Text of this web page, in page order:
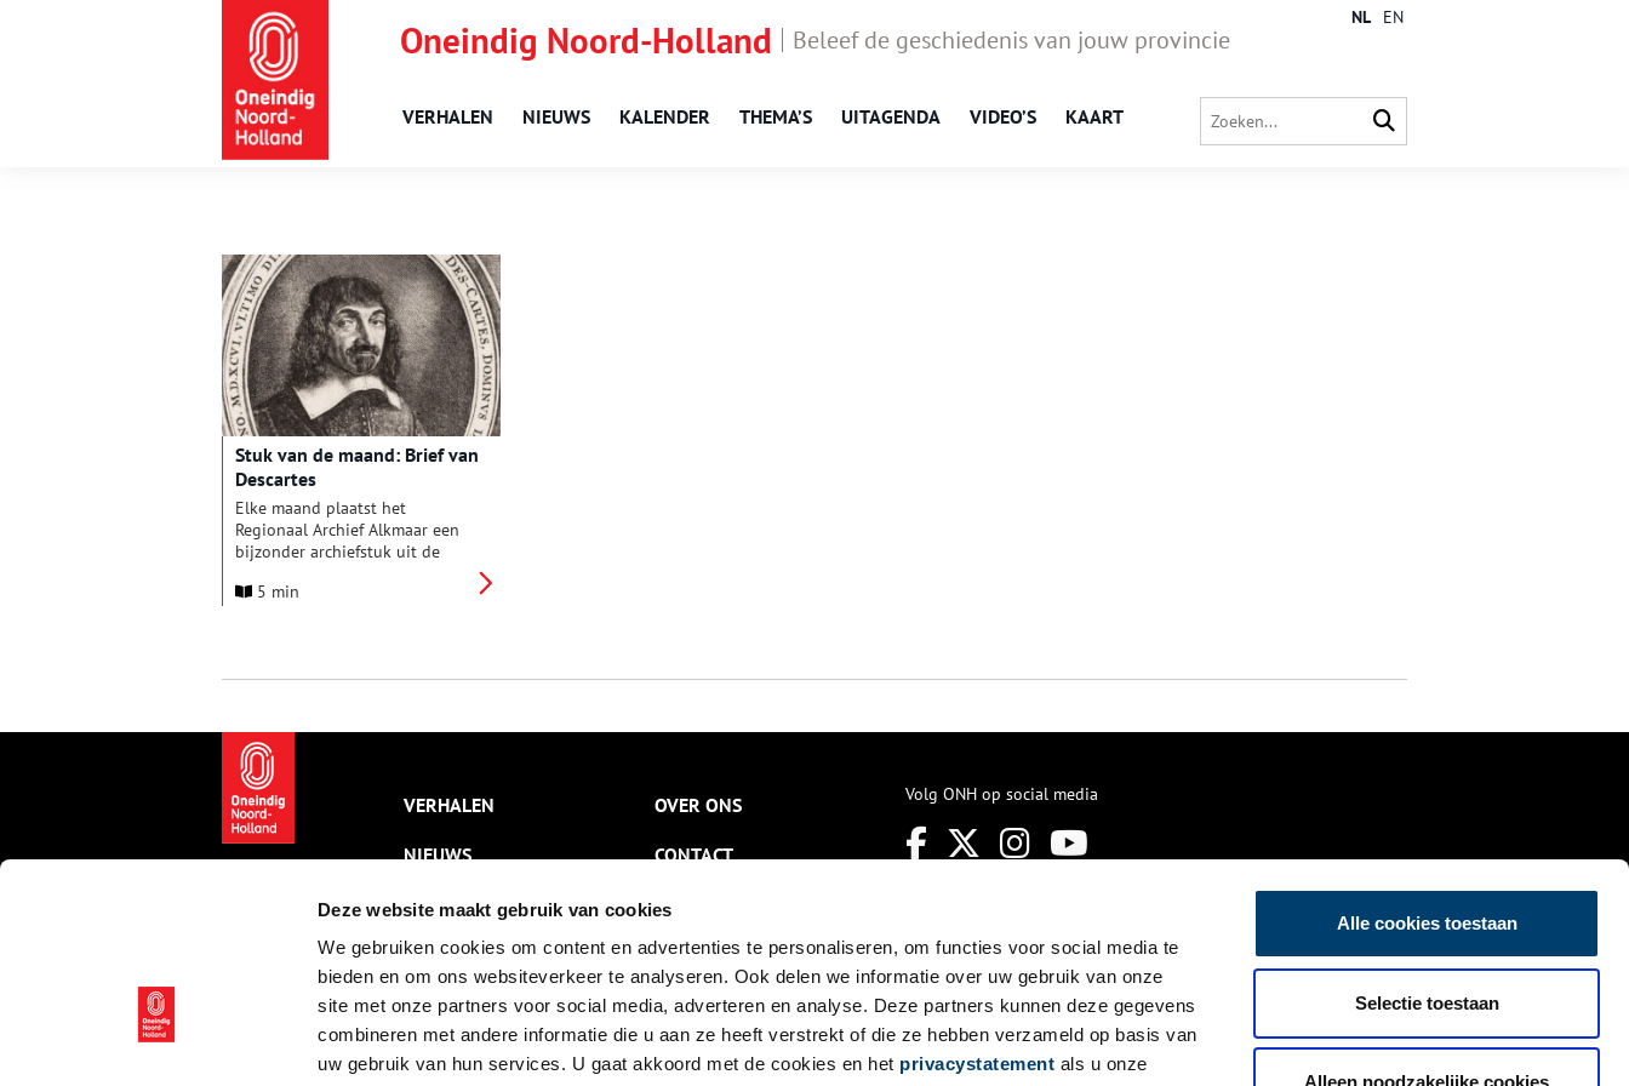
Deze website maakt gebruik van cookies
We gebruiken cookies om content en advertenties te personaliseren, om functies voor social media te
bieden en om ons websiteverkeer te analyseren. Ook delen we informatie over uw gebruik van onze
site met onze partners voor social media, adverteren en analyse. Deze partners kunnen deze gegevens
combineren met andere informatie die u aan ze heeft verstrekt of die ze hebben verzameld op basis van
uw gebruik van hun services. U gaat akkoord met de cookies en het privacystatement als u onze
Alle cookies toestaan
Selectie toestaan
Alleen noodzakelijke cookies
Oneindig Noord-Holland Beleef de geschiedenis van jouw provincie
VERHALEN NIEUWS KALENDER THEMA’S UITAGENDA VIDEO’S KAART
NL EN
Stuk van de maand: Brief van
Descartes
Elke maand plaatst het
Regionaal Archief Alkmaar een
bijzonder archiefstuk uit de
Deze keer: een brief uit 1647
5 min
VERHALEN
NIEUWS
KALENDER
THEMA’S
ACTIVITEITEN
VIDEO’S
OVER ONS
CONTACT
NIEUWSBRIEF
DISCLAIMER
PRIVACY
TOEGANKELIJKHEID
Volg ONH op social media